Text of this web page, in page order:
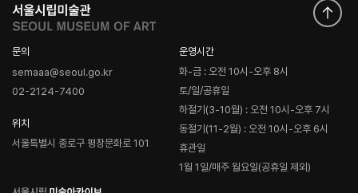
문의
semaaa@seoul.go.kr
02-2124-7400
위치
서울특별시 종로구 평창문화로 101
운영시간
화-금 : 오전 10시-오후 8시
토/일/공휴일
하절기(3-10월) : 오전 10시-오후 7시
동절기(11-2월) : 오전 10시-오후 6시
휴관일
1월 1일/매주 월요일(공휴일 제외)
로